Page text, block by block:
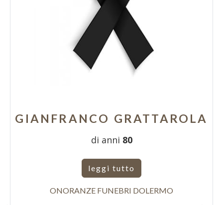
GIANFRANCO GRATTAROLA
di anni 80
leggi tutto
ONORANZE FUNEBRI DOLERMO